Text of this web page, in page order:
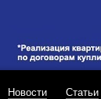
Новости Статьи